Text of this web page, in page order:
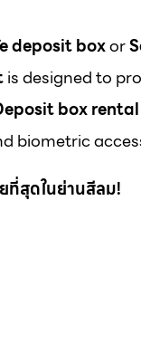
deposit boxor
is designed to
box rental
biometric
ที่สุดในย่านสีลม!